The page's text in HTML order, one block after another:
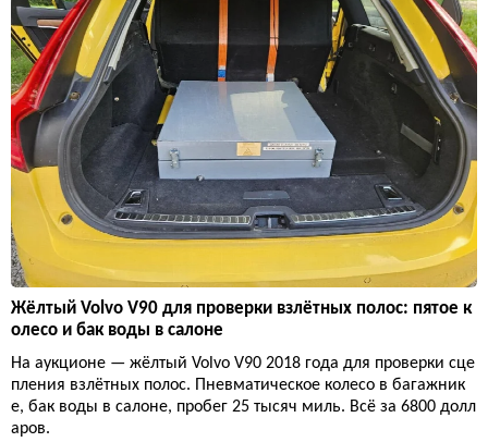
Жёлтый Volvo V90 для проверки взлётных полос: пятое к
олесо и бак воды в салоне
На аукционе — жёлтый Volvo V90 2018 года для проверки сце
пления взлётных полос. Пневматическое колесо в багажник
е, бак воды в салоне, пробег 25 тысяч миль. Всё за 6800 долл
аров.